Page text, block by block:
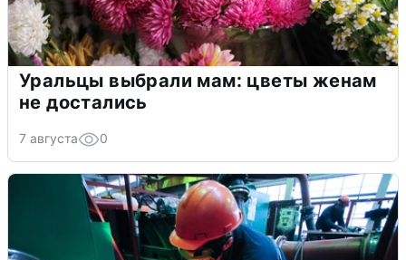
Уральцы выбрали мам: цветы женам
не достались
7 августа 0